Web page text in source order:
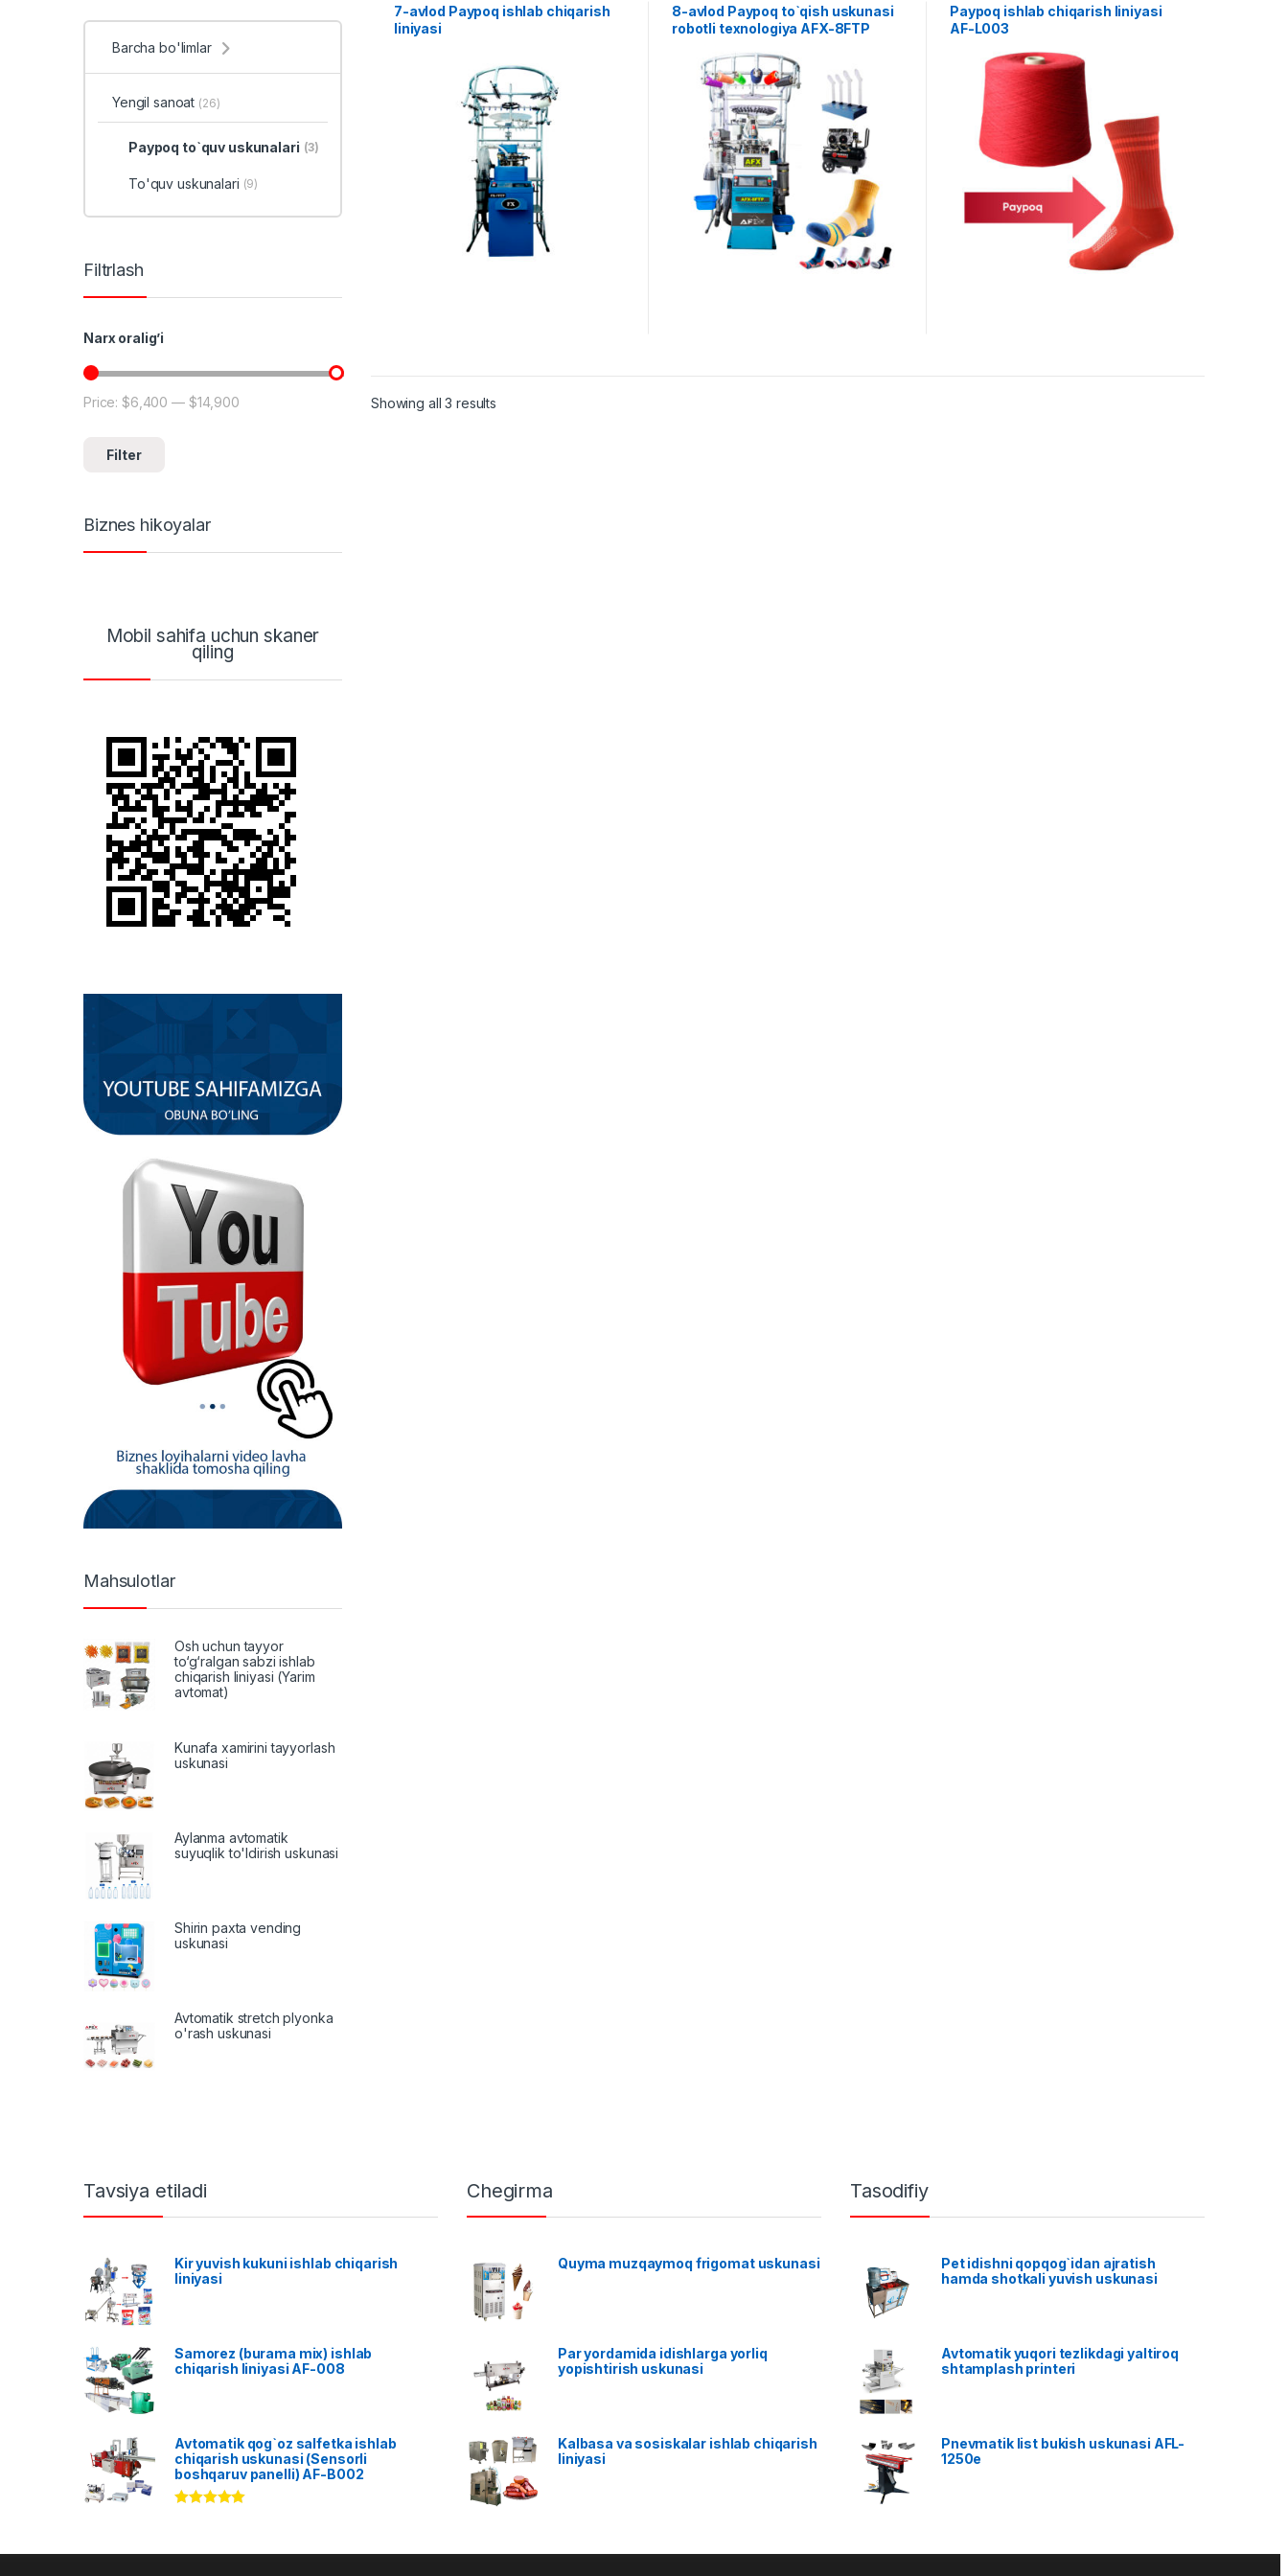
7-avlod Paypoq ishlab chiqarish
liniyasi
8-avlod Paypoq to`qish uskunasi
robotli texnologiya AFX-8FTP
Paypoq ishlab chiqarish liniyasi
AF-L003
Showing all 3 results
Barcha bo'limlar
Yengil sanoat (26)
Paypoq to`quv uskunalari (3)
To'quv uskunalari (9)
Filtrlash
Narx oralig’i
Min price
Max price
Filter
Price:$6,400 — $14,900
Biznes hikoyalar
Mobil sahifa uchun skaner
qiling
Mahsulotlar
Osh uchun tayyor
to‘g‘ralgan sabzi ishlab
chiqarish liniyasi (Yarim
avtomat)
Kunafa xamirini tayyorlash
uskunasi
Aylanma avtomatik
suyuqlik to'ldirish uskunasi
Shirin paxta vending
uskunasi
Avtomatik stretch plyonka
o'rash uskunasi
Tavsiya etiladi
Kir yuvish kukuni ishlab chiqarish
liniyasi
Samorez (burama mix) ishlab
chiqarish liniyasi AF-008
Avtomatik qog`oz salfetka ishlab
chiqarish uskunasi (Sensorli
boshqaruv panelli) AF-B002
Chegirma
Quyma muzqaymoq frigomat uskunasi
Par yordamida idishlarga yorliq
yopishtirish uskunasi
Kalbasa va sosiskalar ishlab chiqarish
liniyasi
Tasodifiy
Pet idishni qopqog`idan ajratish
hamda shotkali yuvish uskunasi
Avtomatik yuqori tezlikdagi yaltiroq
shtamplash printeri
Pnevmatik list bukish uskunasi AFL-
1250e